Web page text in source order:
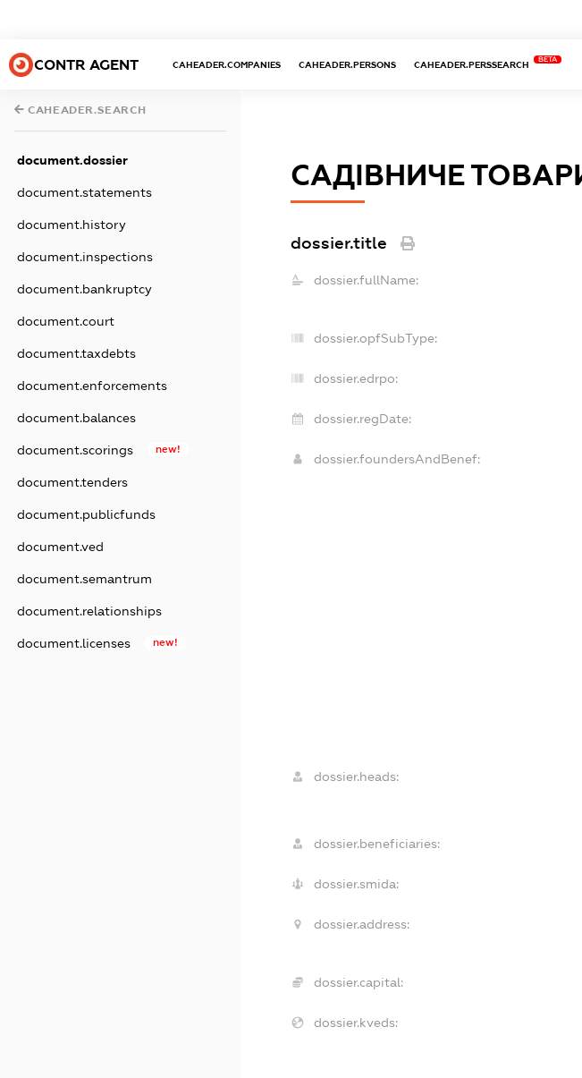
CONTR AGENT CAHEADER.COMPANIES CAHEADER.PERSONS CAHEADER.PERSSEARCH
BETA
CAHEADER.SEARCH
document.dossier
document.statements
document.history
document.inspections
document.bankruptcy
document.court
document.taxdebts
document.enforcements
document.balances
document.scorings new!
document.tenders
document.publicfunds
document.ved
document.semantrum
document.relationships
document.licenses new!
САДІВНИЧЕ
dossier.title
dossier.fullName:
dossier.opfSubType:
dossier.edrpo:
dossier.regDate:
dossier.foundersAndBenef:
dossier.heads:
dossier.beneficiaries:
dossier.smida:
dossier.address:
dossier.capital:
dossier.kveds: